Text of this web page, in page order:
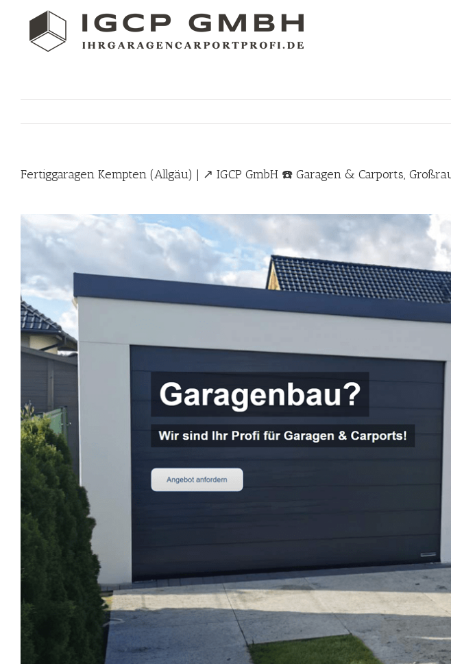
content
Fertiggaragen Kempten (Allgäu) | ↗️ IGCP GmbH ☎️ Garagen & Carports,